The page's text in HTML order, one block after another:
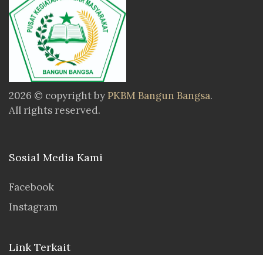
2026 © copyright by PKBM Bangun Bangsa.
All rights reserved.
Sosial Media Kami
Facebook
Instagram
Link Terkait